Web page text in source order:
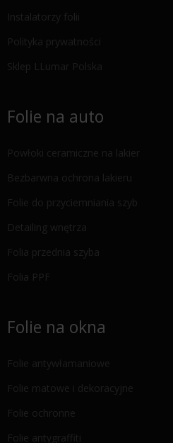
Instalatorzy folii
Polityka prywatności
Sklep LLumar Polska
Folie na auto
Powłoki ceramiczne na lakier
Bezbarwna ochrona lakieru
Folie do przyciemniania szyb
Detailing wnętrza
Folia przednia szyba
Folia PPF
Folie na okna
Folie antywłamaniowe
Folie matowe i dekoracyjne
Folie ochronne
Folie antygraffiti